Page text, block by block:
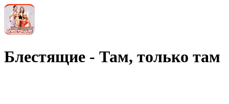
Блестящие - Там, только там